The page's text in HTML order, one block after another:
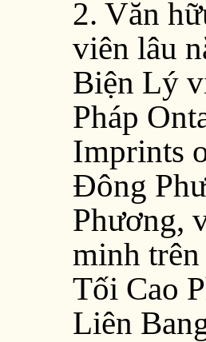
2. Văn
viên lâu
Biện Lý
Pháp
Imprints
Đông
Phương,
minh
Tối Cao
Liên